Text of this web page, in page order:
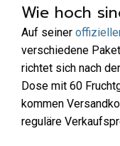
Wie hoch
Auf seiner
verschiedene
richtet sich nach
Dose mit 60
kommen
reguläre